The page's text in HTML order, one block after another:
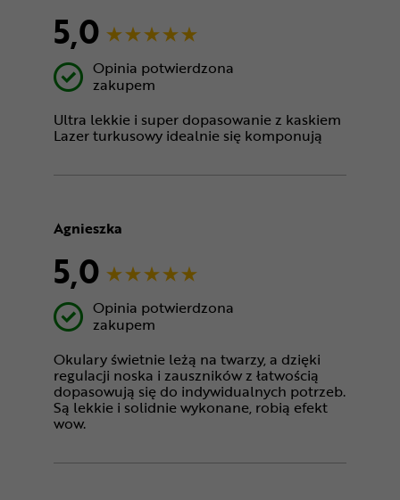
5,0
Opinia potwierdzona
zakupem
Ultra lekkie i super dopasowanie z kaskiem
Lazer turkusowy idealnie się komponują
Agnieszka
5,0
Opinia potwierdzona
zakupem
Okulary świetnie leżą na twarzy, a dzięki
regulacji noska i zauszników z łatwością
dopasowują się do indywidualnych potrzeb.
Są lekkie i solidnie wykonane, robią efekt
wow.